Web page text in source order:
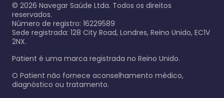
© 2026 Navegar Saúde Ltda. Todos os direitos
reservados.
Número de registro: 16229589
Sede registrada: 128 City Road, Londres, Reino Unido, EC1V
2NX.
Patient é uma marca registrada no Reino Unido.
O Patient não fornece aconselhamento médico,
diagnóstico ou tratamento.